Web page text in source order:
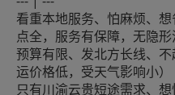
看重本地服务、怕麻烦、
点全，服务有保障，无隐形
预算有限、发北方长线、
运价格低，受天气影响小）
只有川渝云贵短途需求、